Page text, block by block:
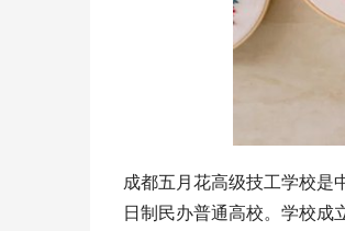
成都五月花高级技工学校是
日制民办普通高校。学校成